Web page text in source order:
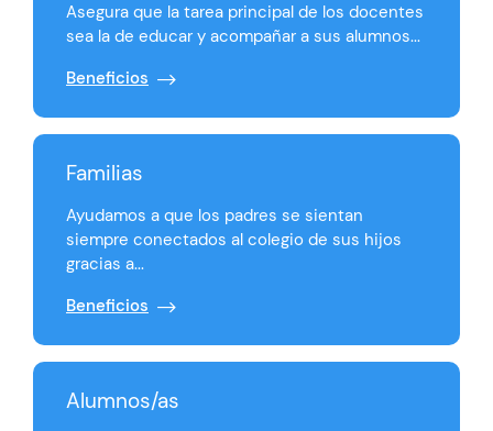
Asegura que la tarea principal de los docentes
sea la de educar y acompañar a sus alumnos...
Beneficios
Familias
Ayudamos a que los padres se sientan
siempre conectados al colegio de sus hijos
gracias a...
Beneficios
Alumnos/as